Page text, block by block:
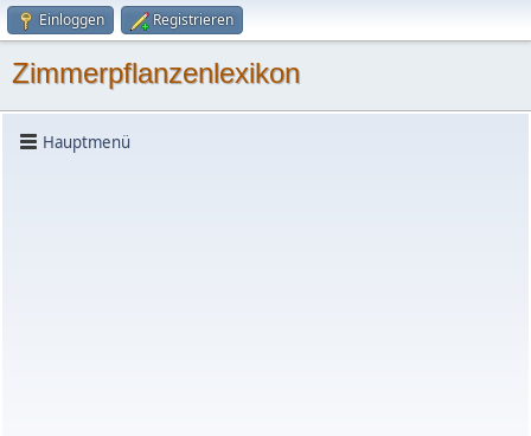
Einloggen Registrieren
Zimmerpflanzenlexikon
Hauptmenü